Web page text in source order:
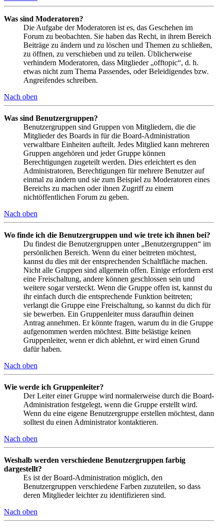
Was sind Moderatoren?
Die Aufgabe der Moderatoren ist es, das Geschehen im
Forum zu beobachten. Sie haben das Recht, in ihrem Bereich
Beiträge zu ändern und zu löschen und Themen zu schließen,
zu öffnen, zu verschieben und zu teilen. Üblicherweise
verhindern Moderatoren, dass Mitglieder „offtopic“, d. h.
etwas nicht zum Thema Passendes, oder Beleidigendes bzw.
Angreifendes schreiben.
Nach oben
Was sind Benutzergruppen?
Benutzergruppen sind Gruppen von Mitgliedern, die die
Mitglieder des Boards in für die Board-Administration
verwaltbare Einheiten aufteilt. Jedes Mitglied kann mehreren
Gruppen angehören und jeder Gruppe können
Berechtigungen zugeteilt werden. Dies erleichtert es den
Administratoren, Berechtigungen für mehrere Benutzer auf
einmal zu ändern und sie zum Beispiel zu Moderatoren eines
Bereichs zu machen oder ihnen Zugriff zu einem
nichtöffentlichen Forum zu geben.
Nach oben
Wo finde ich die Benutzergruppen und wie trete ich ihnen bei?
Du findest die Benutzergruppen unter „Benutzergruppen“ im
persönlichen Bereich. Wenn du einer beitreten möchtest,
kannst du dies mit der entsprechenden Schaltfläche machen.
Nicht alle Gruppen sind allgemein offen. Einige erfordern erst
eine Freischaltung, andere können geschlossen sein und
weitere sogar versteckt. Wenn die Gruppe offen ist, kannst du
ihr einfach durch die entsprechende Funktion beitreten;
verlangt die Gruppe eine Freischaltung, so kannst du dich für
sie bewerben. Ein Gruppenleiter muss daraufhin deinen
Antrag annehmen. Er könnte fragen, warum du in die Gruppe
aufgenommen werden möchtest. Bitte belästige keinen
Gruppenleiter, wenn er dich ablehnt, er wird einen Grund
dafür haben.
Nach oben
Wie werde ich Gruppenleiter?
Der Leiter einer Gruppe wird normalerweise durch die Board-
Administration festgelegt, wenn die Gruppe erstellt wird.
Wenn du eine eigene Benutzergruppe erstellen möchtest, dann
solltest du einen Administrator kontaktieren.
Nach oben
Weshalb werden verschiedene Benutzergruppen farbig
dargestellt?
Es ist der Board-Administration möglich, den
Benutzergruppen verschiedene Farben zuzuteilen, so dass
deren Mitglieder leichter zu identifizieren sind.
Nach oben